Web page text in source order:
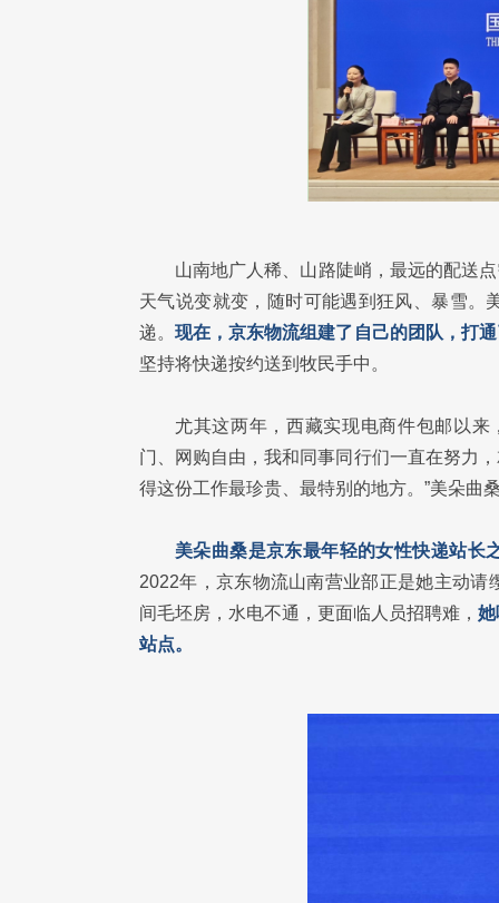
山南地广人稀、山路陡峭，最远的配送
天气说变就变，随时可能遇到狂风、暴雪。
递。现在，京东物流组建了自己的团队，打
坚持将快递按约送到牧民手中。
尤其这两年，西藏实现电商件包邮以
门、网购自由，我和同事同行们一直在努力
得这份工作最珍贵、最特别的地方。”美朵曲
美朵曲桑是京东最年轻的女性快递站长
2022年，京东物流山南营业部正是她主动
间毛坯房，水电不通，更面临人员招聘难， 她
站点。